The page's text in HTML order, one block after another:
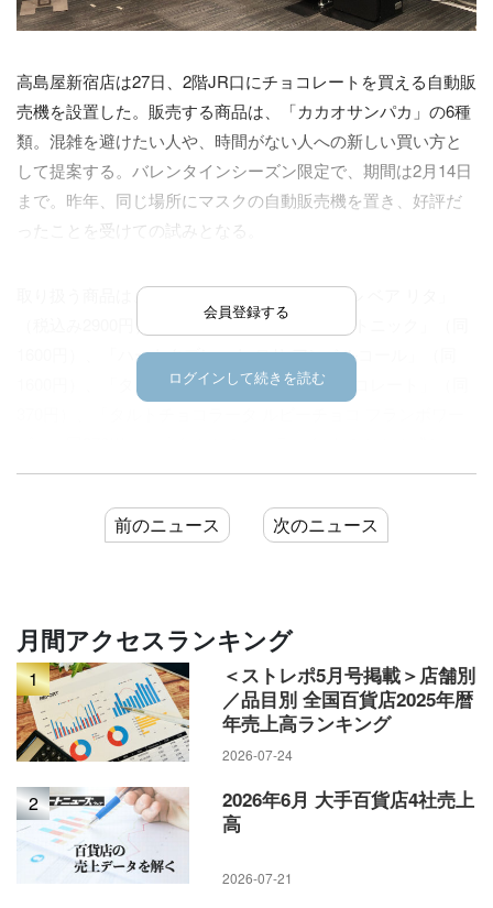
会員登録する
ログインして続きを読む
高島屋新宿店は27日、2階JR口にチョコレートを買える自動販
売機を設置した。販売する商品は、「カカオサンパカ」の6種
類。混雑を避けたい人や、時間がない人への新しい買い方と
して提案する。バレンタインシーズン限定で、期間は2月14日
まで。昨年、同じ場所にマスクの自動販売機を置き、好評だ
ったことを受けての試みとなる。
取り扱う商品は、カカオサンパカの「スモール ベア リタ」
（税込み2900円）、「ハートタブレット ジントニック」（同
1600円）、「ハートタブレット ロサ アンベルコール」（同
1600円）、「タルトチョコラータ ダークチョコレート」（同
ヌスコ〟Ⓡ」（同430円）の6種類を用意した。支払いは現金
前のニュース 次のニュース
月間アクセスランキング
1
＜ストレポ5月号掲載＞店舗別
／品目別 全国百貨店2025年暦
年売上高ランキング
2026-07-24
2
2026年6月 大手百貨店4社売上
高
2026-07-21